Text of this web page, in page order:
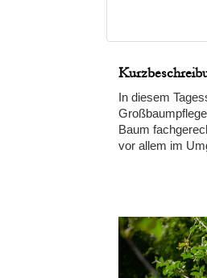
In diesem
Baum
vor allem im